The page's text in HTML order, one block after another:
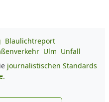
Blaulichtreport
Ulm Unfall
journalistischen Standards